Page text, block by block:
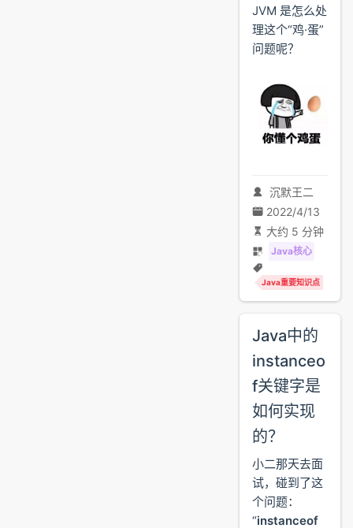
JVM 是怎么处
理这个“鸡·蛋”
问题呢？
沉默王二
2022/4/13
大约 5 分钟
Java核心
Java重要知识点
Java中的
instanceo
f关键字是
如何实现
的？
小二那天去面
试，碰到了这
个问题：
“instanceof